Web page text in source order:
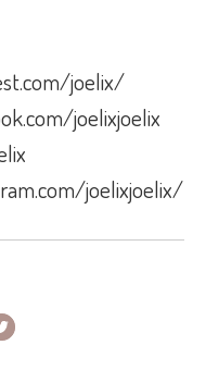
joelix/
joelixjoelix
joelixjoelix/